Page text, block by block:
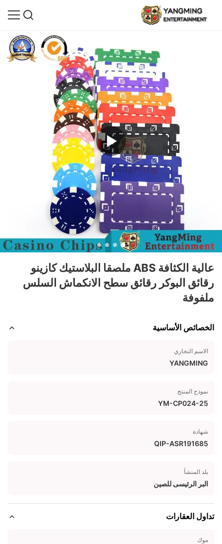
عالية الكثافة ABS ملصقا البلاستيك كازينو
رقائق البوكر رقائق سطح الانكماش السلس
ملفوفة
الخصائص الأساسية
الاسم التجاري
YANGMING
نموذج المنتج
YM-CP024-25
شهادة
QIP-ASR191685
بلد المنشأ
البر الرئيسى للصين
تداول العقارات
موك